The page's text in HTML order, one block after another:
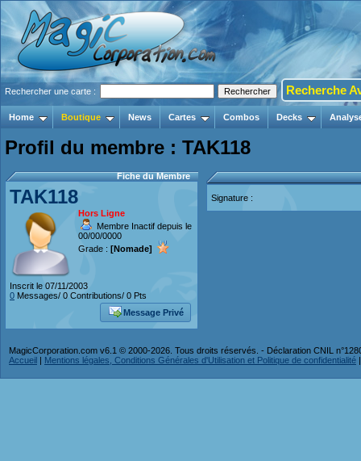
Rechercher une carte : Recherche
Home Boutique News Cartes Combos Decks
Profil du membre : TAK118
Fiche du Membre
TAK118
Hors Ligne
Membre Inactif depuis le
00/00/0000
Grade : [Nomade]
Inscrit le 07/11/2003
0 Messages/ 0 Contributions/ 0 Pts
Message Privé
Signature :
MagicCorporation.com v6.1 © 2000-2026. Tous droits réservés. - Déclaration CNIL
Accueil | Mentions légales, Conditions Générales d'Utilisation et Politique de confidentialité